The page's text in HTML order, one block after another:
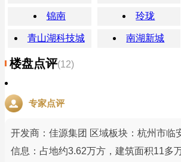
锦南 玲珑
青山湖科技城 南湖新城
楼盘点评(12)
专家点评
开发商：佳源集团 区域板块：杭州市临
信息：占地约3.62万方，建筑面积11多